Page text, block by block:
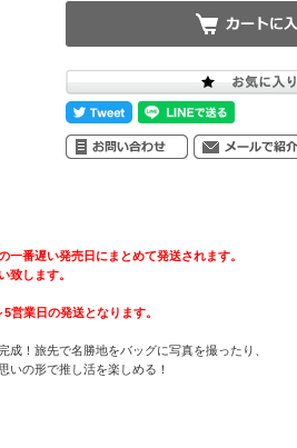
番遅い発売日にまとめて発送されます。
致します。
業日の発送となります。
！旅先で名勝地をバッグに写真を撮ったり、
の形で推し活を楽しめる！